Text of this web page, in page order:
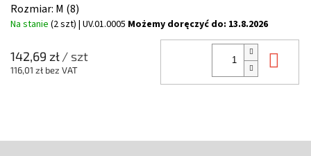
Rozmiar: M (8)
Na stanie (2 szt) | UV.01.0005 Możemy doręczyć do: 13.8.2026
142,69 zł/ szt
116,01 zł bez VAT